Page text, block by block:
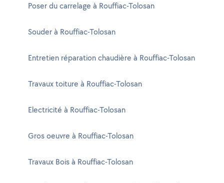
Poser du carrelage à Rouffiac-Tolosan
Souder à Rouffiac-Tolosan
Entretien réparation chaudière à Rouffiac-Tolosan
Travaux toiture à Rouffiac-Tolosan
Electricité à Rouffiac-Tolosan
Gros oeuvre à Rouffiac-Tolosan
Travaux Bois à Rouffiac-Tolosan